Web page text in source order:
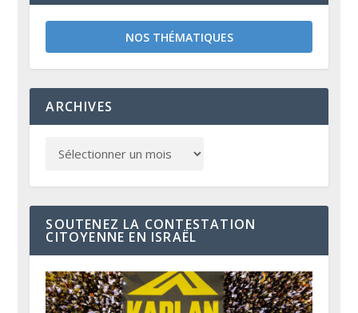
NOS THÉMATIQUES
ARCHIVES
SOUTENEZ LA CONTESTATION
CITOYENNE EN ISRAËL